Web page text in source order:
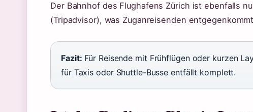
Der Bahnhof des Flughafens Zürich ist ebenfalls
(Tripadvisor), was Zuganreisenden
Fazit: Für Reisende mit Frühflügen oder kurzen
für Taxis oder Shuttle-Busse entfällt komplett.